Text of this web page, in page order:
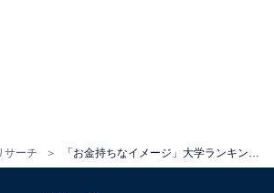
サーチ 「お金持ちなイメージ」大学ランキング！ 3位 お茶の水女子大学、2位 青山学院大学、1位は？